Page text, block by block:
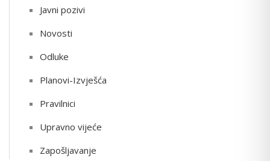
Javni pozivi
Novosti
Odluke
Planovi-Izvješća
Pravilnici
Upravno vijeće
Zapošljavanje